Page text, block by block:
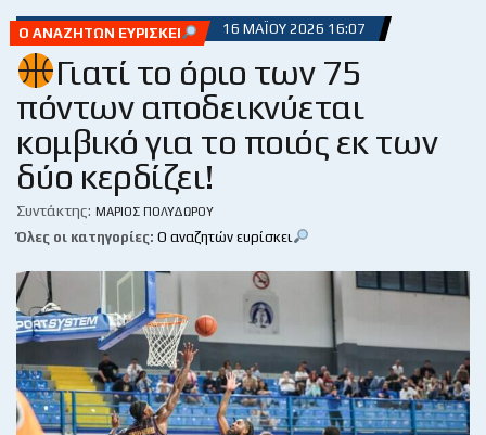
Ο ΑΝΑΖΗΤΏΝ ΕΥΡΊΣΚΕΙ 16 ΜΑΪ́ΟΥ 2026 16:07
Γιατί το όριο των 75
πόντων αποδεικνύεται
κομβικό για το ποιός εκ των
δύο κερδίζει!
Συντάκτης: ΜΆΡΙΟΣ ΠΟΛΥΔΏΡΟΥ
Όλες οι κατηγορίες: Ο αναζητών ευρίσκει